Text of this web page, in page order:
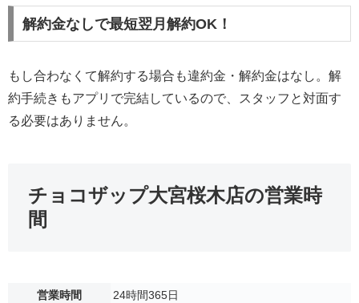
解約金なしで最短翌月解約OK！
もし合わなくて解約する場合も違約金・解約金はなし。解
約手続きもアプリで完結しているので、スタッフと対面す
る必要はありません。
チョコザップ大宮桜木店の営業時
間
営業時間
24時間365日